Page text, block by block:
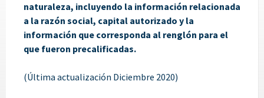
naturaleza, incluyendo la información relacionada
a la razón social, capital autorizado y la
información que corresponda al renglón para el
que fueron precalificadas.
(Última actualización Diciembre 2020)